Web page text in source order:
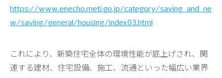
https://www.enecho.meti.go.jp/category/saving_and_ne
w/saving/general/housing/index03.html
これにより、新築住宅全体の環境性能が底上げされ、関
連する建材、住宅設備、施工、流通といった幅広い業界